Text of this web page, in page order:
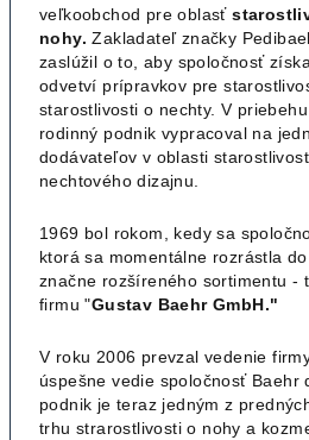
veľkoobchod pre oblasť
nohy.Zakladateľ značky
zaslúžil o to, aby spoločnosť
odvetví prípravkov pre
starostlivosti o nechty. V
rodinný podnik vypracoval na
dodávateľov v oblasti
nechtového dizajnu.
1969 bol rokom, kedy sa
ktorá sa momentálne rozrástla
značne rozšíreného sortimentu -
firmu "Gustav Baehr GmbH."
V roku 2006 prevzal vedenie
úspešne vedie spoločnosť Baehr
podnik je teraz jedným z
trhu strarostlivosti o nohy a